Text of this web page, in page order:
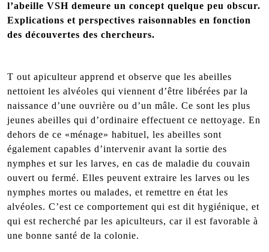
l’abeille VSH demeure un concept quelque peu obscur.
Explications et perspectives raisonnables en fonction
des découvertes des chercheurs.
T out apiculteur apprend et observe que les abeilles
nettoient les alvéoles qui viennent d’être libérées par la
naissance d’une ouvrière ou d’un mâle. Ce sont les plus
jeunes abeilles qui d’ordinaire effectuent ce nettoyage. En
dehors de ce «ménage» habituel, les abeilles sont
également capables d’intervenir avant la sortie des
nymphes et sur les larves, en cas de maladie du couvain
ouvert ou fermé. Elles peuvent extraire les larves ou les
nymphes mortes ou malades, et remettre en état les
alvéoles. C’est ce comportement qui est dit hygiénique, et
qui est recherché par les apiculteurs, car il est favorable à
une bonne santé de la colonie.